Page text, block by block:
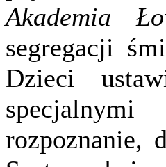
Akademia
segregacji
Dzieci
rozpoznanie,